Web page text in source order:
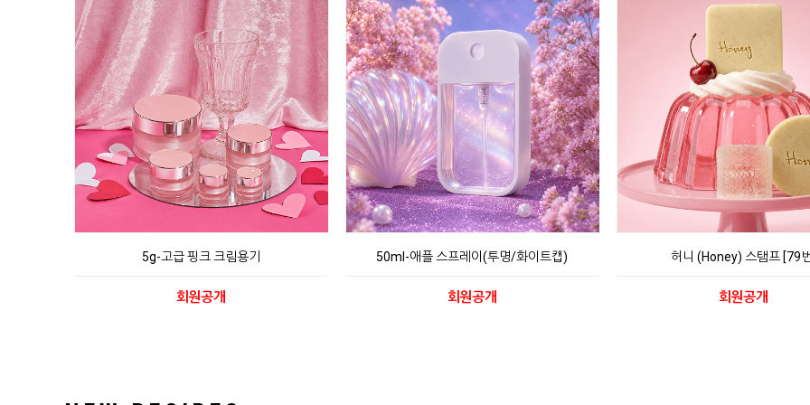
5g-고급 핑크 크림용기
회원공개
50ml-애플 스프레이(투명/화이트캡)
회원공개
허니 (Honey) 스탬프 [79
회원공개